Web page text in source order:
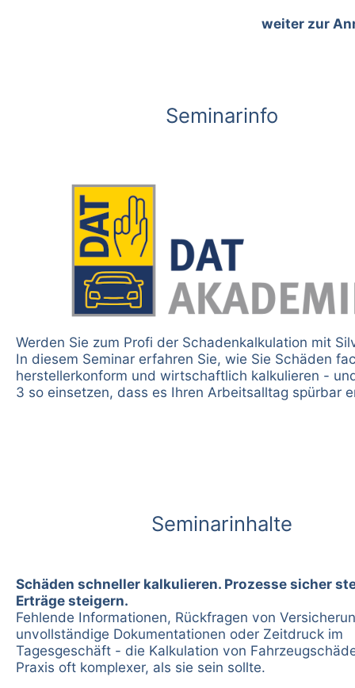
weiter zur
Seminarinfo
Werden Sie zum Profi der Schadenkalkulation mit
In diesem Seminar erfahren Sie, wie Sie Schäden
herstellerkonform und wirtschaftlich kalkulieren -
3 so einsetzen, dass es Ihren Arbeitsalltag spürbar
Seminarinhalte
Schäden schneller kalkulieren. Prozesse sicher
Erträge steigern.
Fehlende Informationen, Rückfragen von
unvollständige Dokumentationen oder Zeitdruck im
Tagesgeschäft - die Kalkulation von
Praxis oft komplexer, als sie sein sollte.